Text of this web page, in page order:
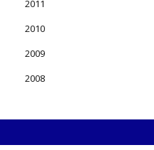
2011
2010
2009
2008